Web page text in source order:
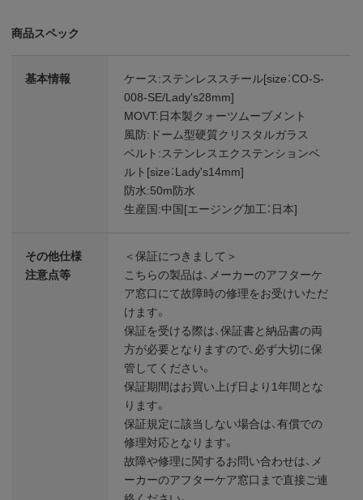
商品スペック
基本情報
ケース:ステンレススチール[size：CO-S-
008-SE/Lady's28mm]
MOVT:日本製クォーツムーブメント
風防:ドーム型硬質クリスタルガラス
ベルト:ステンレスエクステンションベ
ルト[size：Lady's14mm]
防水:50m防水
生産国:中国[エージング加工：日本]
その他仕様
注意点等
＜保証につきまして＞
こちらの製品は、メーカーのアフターケ
ア窓口にて故障時の修理をお受けいただ
けます。
保証を受ける際は、保証書と納品書の両
方が必要となりますので、必ず大切に保
管してください。
保証期間はお買い上げ日より1年間とな
ります。
保証規定に該当しない場合は、有償での
修理対応となります。
故障や修理に関するお問い合わせは、メ
ーカーのアフターケア窓口まで直接ご連